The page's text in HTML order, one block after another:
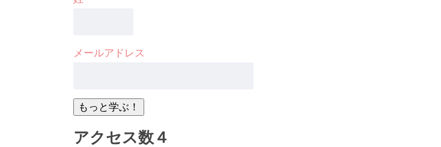
メールアドレス
アクセス数４